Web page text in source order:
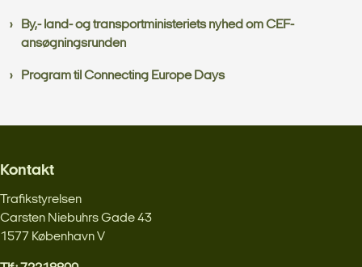
By,- land- og transportministeriets nyhed om CEF-
ansøgningsrunden
Program til Connecting Europe Days
Kontakt
Trafikstyrelsen
Carsten Niebuhrs Gade 43
1577 København V